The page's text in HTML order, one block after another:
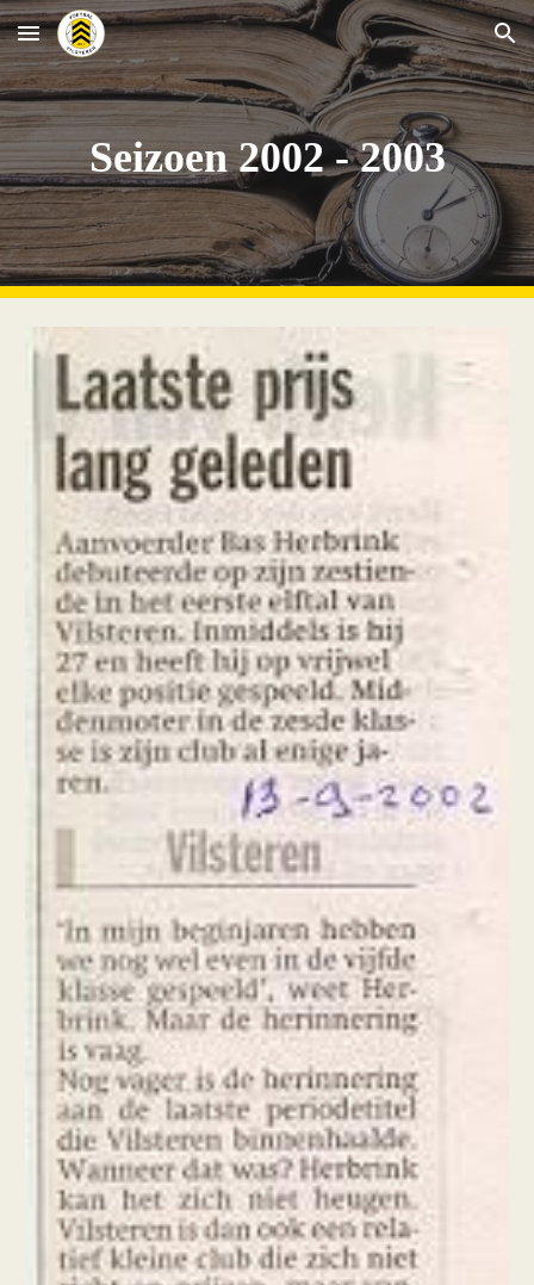
Skip to main content Skip to navigation
Seizoen 2002 - 2003